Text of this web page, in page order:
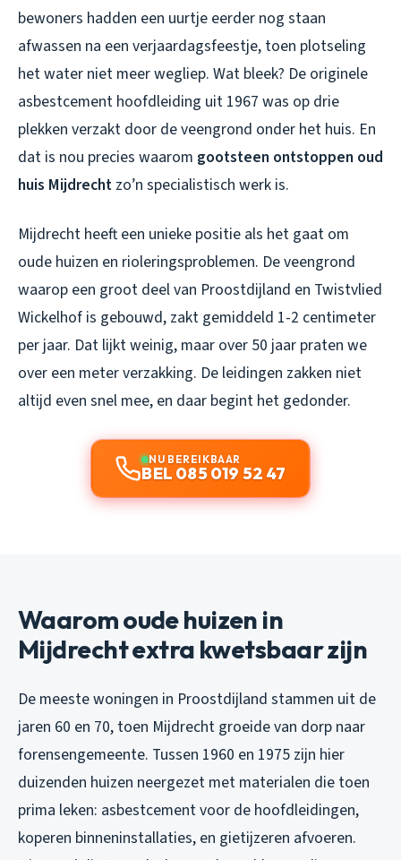
bewoners hadden een uurtje eerder nog staan
afwassen na een verjaardagsfeestje, toen plotseling
het water niet meer wegliep. Wat bleek? De originele
asbestcement hoofdleiding uit 1967 was op drie
plekken verzakt door de veengrond onder het huis. En
dat is nou precies waarom gootsteen ontstoppen oud
huis Mijdrecht zo’n specialistisch werk is.
Mijdrecht heeft een unieke positie als het gaat om
oude huizen en rioleringsproblemen. De veengrond
waarop een groot deel van Proostdijland en Twistvlied
Wickelhof is gebouwd, zakt gemiddeld 1-2 centimeter
per jaar. Dat lijkt weinig, maar over 50 jaar praten we
over een meter verzakking. De leidingen zakken niet
altijd even snel mee, en daar begint het gedonder.
NU BEREIKBAAR
BEL 085 019 52 47
Waarom oude huizen in
Mijdrecht extra kwetsbaar zijn
De meeste woningen in Proostdijland stammen uit de
jaren 60 en 70, toen Mijdrecht groeide van dorp naar
forensengemeente. Tussen 1960 en 1975 zijn hier
duizenden huizen neergezet met materialen die toen
prima leken: asbestcement voor de hoofdleidingen,
koperen binneninstallaties, en gietijzeren afvoeren.